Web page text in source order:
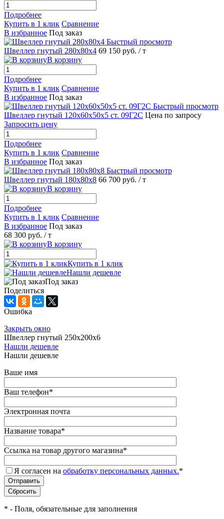
Подробнее
Купить в 1 клик Сравнение
В избранное Под заказ
Быстрый просмотр
Швеллер гнутый 280х80х4 69 150 руб. / т
В корзину
Подробнее
Купить в 1 клик Сравнение
В избранное Под заказ
Быстрый просмотр
Швеллер гнутый 120х60х50х5 ст. 09Г2С Цена по запросу
Запросить цену
Подробнее
Купить в 1 клик Сравнение
В избранное Под заказ
Быстрый просмотр
Швеллер гнутый 180х80х8 66 700 руб. / т
В корзину
Подробнее
Купить в 1 клик Сравнение
В избранное Под заказ
68 300 руб. / т
В корзину
Купить в 1 клик
Нашли дешевле
Под заказ
Поделиться
Ошибка
Закрыть окно
Швеллер гнутый 250х200х6
Нашли дешевле
Нашли дешевле
Ваше имя
Ваш телефон*
Электронная почта
Название товара*
Ссылка на товар другого магазина*
Я согласен на обработку персональных данных.*
* - Поля, обязательные для заполнения